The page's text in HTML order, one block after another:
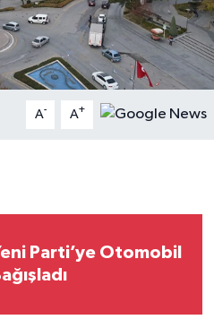
A- A+
Parti’ye Otomobil